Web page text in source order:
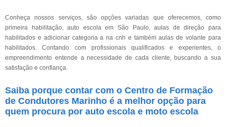
Conheça nossos serviços, são opções variadas que oferecemos, como
primeira habilitação, auto escola em São Paulo, aulas de direção para
habilitados e adicionar categoria a na cnh e também aulas de volante para
habilitados. Contando com profissionais qualificados e experientes, o
empreendimento entende a necessidade de cada cliente, buscando a sua
satisfação e confiança.
Saiba porque contar com o Centro de Formação
de Condutores Marinho é a melhor opção para
quem procura por auto escola e moto escola